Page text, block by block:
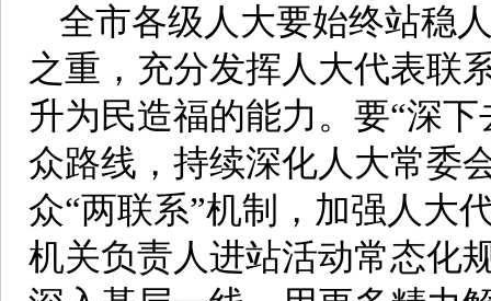
全市各级人大要始终站稳
之重，充分发挥人大代表联
升为民造福的能力。要“深
众路线，持续深化人大常委
众“两联系”机制，加强人大
机关负责人进站活动常态化